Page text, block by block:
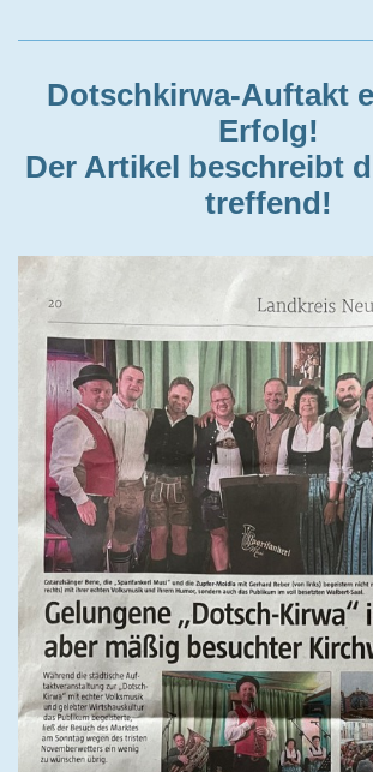
Dotschkirwa-Auftakt
Erfolg!
Der Artikel beschreibt
treffend!